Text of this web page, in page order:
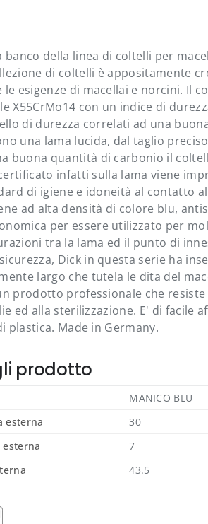
banco della linea di coltelli per
di coltelli è appositamente
le esigenze di macellai e norcini. Il
X55CrMo14 con un indice di
di durezza correlati ad una
una lama lucida, dal taglio
buona quantità di carbonio il
infatti sulla lama viene
di igiene e idoneità al contatto
ad alta densità di colore blu,
per essere utilizzato per
tra la lama ed il punto di
Dick in questa serie ha
largo che tutela le dita del
prodotto professionale che
ed alla sterilizzazione. E' di facile
plastica. Made in Germany.
prodotto
MANICO BLU
esterna
30
esterna
7
43.5
e consegne